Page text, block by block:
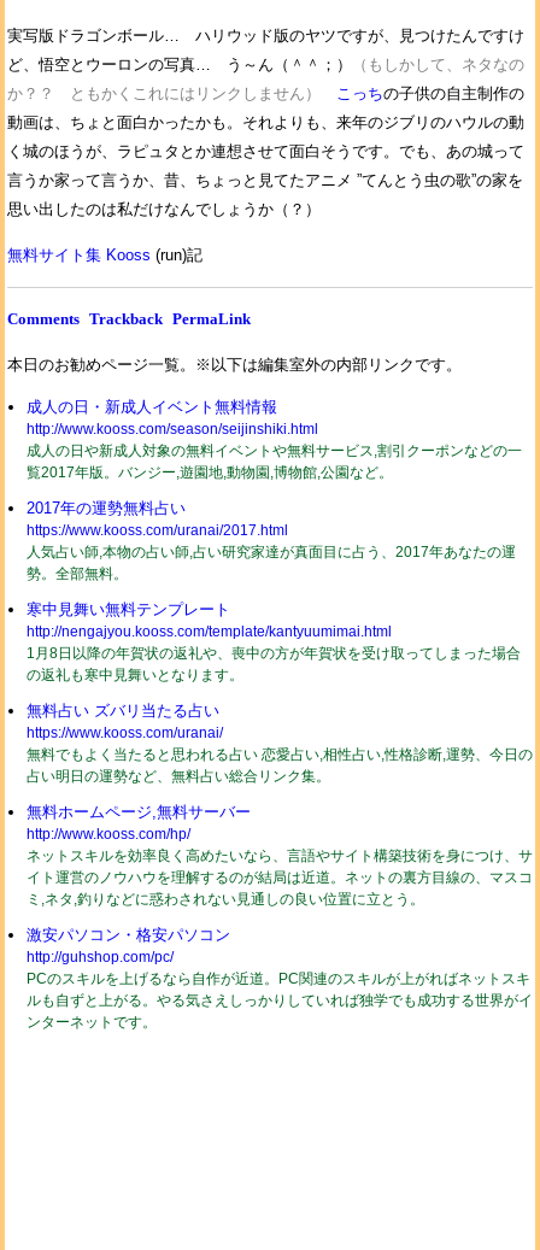
実写版ドラゴンボール… ハリウッド版のヤツですが、見つけたんですけ
ど、悟空とウーロンの写真… う～ん（＾＾；）
（もしかして、ネタなの
か？？ ともかくこれにはリンクしません）
こっちの子供の自主制作の
動画は、ちょと面白かったかも。それよりも、来年のジブリのハウルの動
く城のほうが、ラピュタとか連想させて面白そうです。でも、あの城って
言うか家って言うか、昔、ちょっと見てたアニメ ”てんとう虫の歌”の家を
思い出したのは私だけなんでしょうか（？）
無料サイト集 Kooss (run)記
Comments Trackback PermaLink
本日のお勧めページ一覧。※以下は編集室外の内部リンクです。
成人の日・新成人イベント無料情報
http://www.kooss.com/season/seijinshiki.html
成人の日や新成人対象の無料イベントや無料サービス,割引クーポンなどの一
覧2017年版。バンジー,遊園地,動物園,博物館,公園など。
2017年の運勢無料占い
https://www.kooss.com/uranai/2017.html
人気占い師,本物の占い師,占い研究家達が真面目に占う、2017年あなたの運
勢。全部無料。
寒中見舞い無料テンプレート
http://nengajyou.kooss.com/template/kantyuumimai.html
1月8日以降の年賀状の返礼や、喪中の方が年賀状を受け取ってしまった場合
の返礼も寒中見舞いとなります。
無料占い ズバリ当たる占い
https://www.kooss.com/uranai/
無料でもよく当たると思われる占い 恋愛占い,相性占い,性格診断,運勢、今日の
占い明日の運勢など、無料占い総合リンク集。
無料ホームページ,無料サーバー
http://www.kooss.com/hp/
ネットスキルを効率良く高めたいなら、言語やサイト構築技術を身につけ、サ
イト運営のノウハウを理解するのが結局は近道。ネットの裏方目線の、マスコ
ミ,ネタ,釣りなどに惑わされない見通しの良い位置に立とう。
激安パソコン・格安パソコン
http://guhshop.com/pc/
PCのスキルを上げるなら自作が近道。PC関連のスキルが上がればネットスキ
ルも自ずと上がる。やる気さえしっかりしていれば独学でも成功する世界がイ
ンターネットです。